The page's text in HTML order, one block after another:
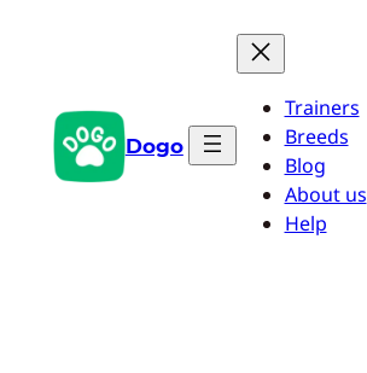
conteúdo Dogo
Trainers
Breeds
Blog
About us
Help